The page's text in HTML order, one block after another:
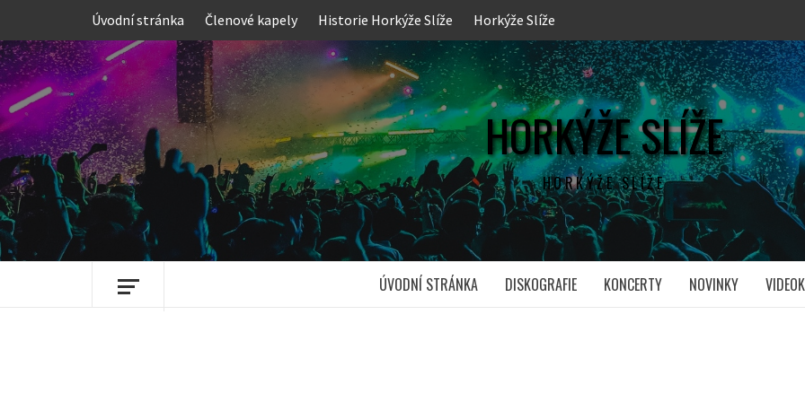
content
Úvodní stránka Členové kapely Historie Horkýže Slíže Horkýže Slíže
HORKÝŽE SLÍŽE
HORKÝŽE SLÍŽE
ÚVODNÍ STRÁNKA DISKOGRAFIE KONCERTY NOVINKY